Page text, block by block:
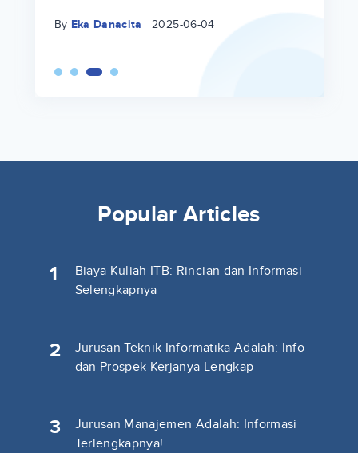
By Eka Danacita 2025-06-04
Popular Articles
1
Biaya Kuliah ITB: Rincian dan Informasi
Selengkapnya
2
Jurusan Teknik Informatika Adalah: Info
dan Prospek Kerjanya Lengkap
3
Jurusan Manajemen Adalah: Informasi
Terlengkapnya!